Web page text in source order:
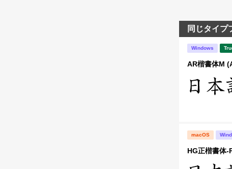
同じタイプ
Windows
AR楷書体M
macOS
HG正楷書体-